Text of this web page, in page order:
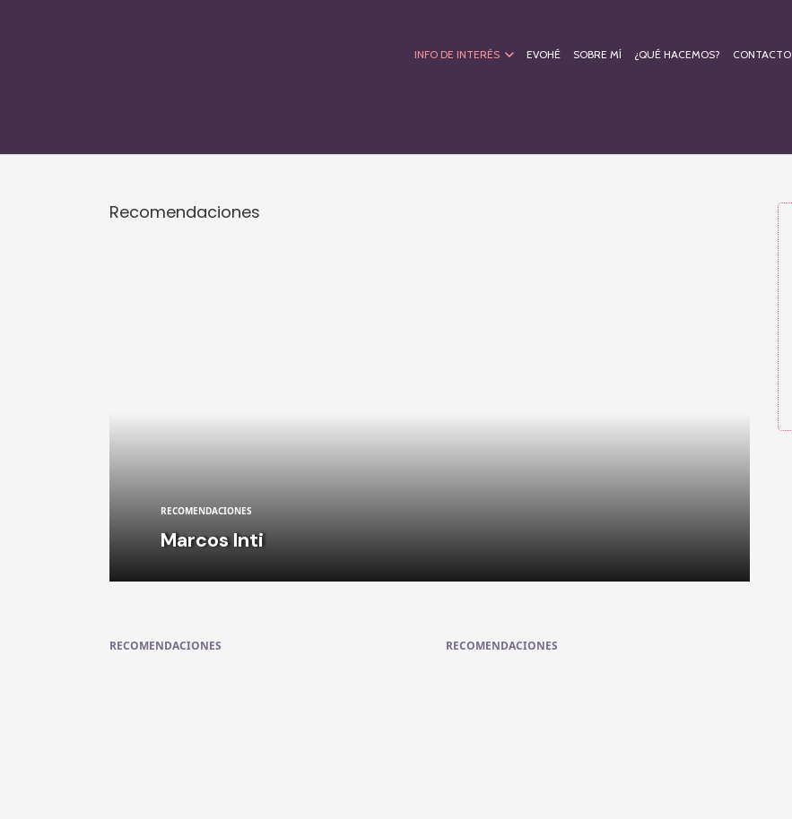
INFO DE INTERÉS EVOHÉ SOBRE MÍ ¿QUÉ HACEMOS? CONTACTO
Recomendaciones
RECOMENDACIONES
Marcos Inti
RECOMENDACIONES RECOMENDACIONES